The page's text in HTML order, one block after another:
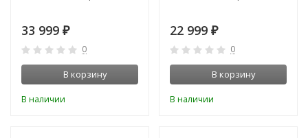
33 999 ₽
0
В корзину
В наличии
22 999 ₽
0
В корзину
В наличии